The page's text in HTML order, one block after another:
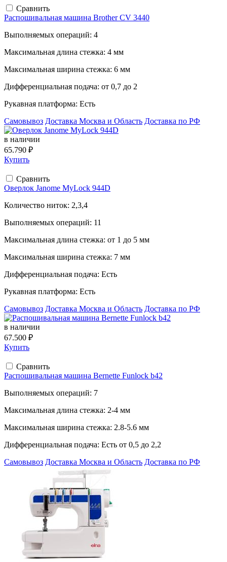
Сравнить
Распошивальная машина Brother CV 3440
Выполняемых операций: 4
Максимальная длина стежка: 4 мм
Максимальная ширина стежка: 6 мм
Дифференциальная подача: от 0,7 до 2
Рукавная платформа: Есть
Самовывоз Доставка Москва и Область Доставка по РФ
в наличии
65.790 ₽
Купить
Сравнить
Оверлок Janome MyLock 944D
Количество ниток: 2,3,4
Выполняемых операций: 11
Максимальная длина стежка: от 1 до 5 мм
Максимальная ширина стежка: 7 мм
Дифференциальная подача: Есть
Рукавная платформа: Есть
Самовывоз Доставка Москва и Область Доставка по РФ
в наличии
67.500 ₽
Купить
Сравнить
Распошивальная машина Bernette Funlock b42
Выполняемых операций: 7
Максимальная длина стежка: 2-4 мм
Максимальная ширина стежка: 2.8-5.6 мм
Дифференциальная подача: Есть от 0,5 до 2,2
Самовывоз Доставка Москва и Область Доставка по РФ